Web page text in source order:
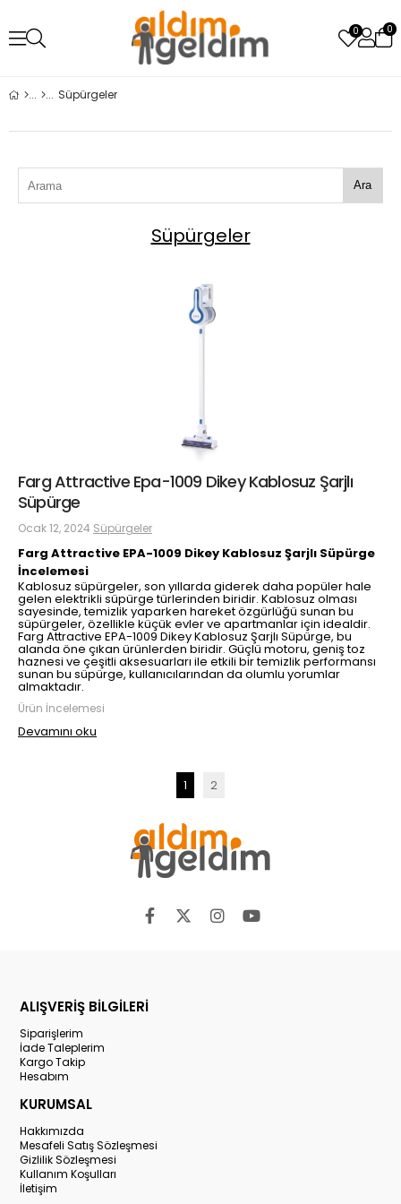
0 0
Süpürgeler
Ara
Süpürgeler
Farg Attractive Epa-1009 Dikey Kablosuz Şarjlı
Süpürge
Ocak 12, 2024 Süpürgeler
Farg Attractive EPA-1009 Dikey Kablosuz Şarjlı Süpürge
İncelemesi
Kablosuz süpürgeler, son yıllarda giderek daha popüler hale
gelen elektrikli süpürge türlerinden biridir. Kablosuz olması
sayesinde, temizlik yaparken hareket özgürlüğü sunan bu
süpürgeler, özellikle küçük evler ve apartmanlar için idealdir.
Farg Attractive EPA-1009 Dikey Kablosuz Şarjlı Süpürge, bu
alanda öne çıkan ürünlerden biridir. Güçlü motoru, geniş toz
haznesi ve çeşitli aksesuarları ile etkili bir temizlik performansı
sunan bu süpürge, kullanıcılarından da olumlu yorumlar
almaktadır.
Ürün İncelemesi
Devamını oku
1 2
ALIŞVERİŞ BİLGİLERİ
Siparişlerim
İade Taleplerim
Kargo Takip
Hesabım
KURUMSAL
Hakkımızda
Mesafeli Satış Sözleşmesi
Gizlilik Sözleşmesi
Kullanım Koşulları
İletişim